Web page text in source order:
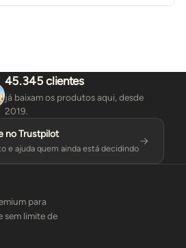
45.345 clientes
já baixam os produtos aqui, desde
2019.
no Trustpilot
e ajuda quem ainda está decidindo
para
sem limite de